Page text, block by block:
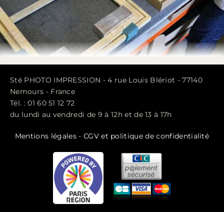
Sté PHOTO IMPRESSION - 4 rue Louis Blériot - 77140
Nemours - France
Tél. : 01 60 51 12 72
du lundi au vendredi de 9 à 12h et de 13 à 17h
Mentions légales - CGV et politique de confidentialité